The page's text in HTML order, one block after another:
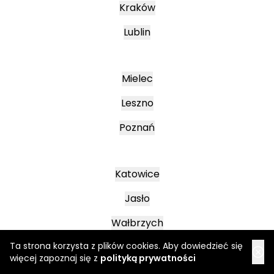
Ta strona korzysta z plików cookies. Aby dowiedzieć się
więcej zapoznaj się z polityką prywatności
Kraków
Lublin
Mielec
Leszno
Poznań
Katowice
Jasło
Wałbrzych